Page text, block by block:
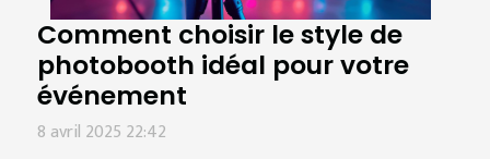
Comment choisir le style de
photobooth idéal pour votre
événement
8 avril 2025 22:42